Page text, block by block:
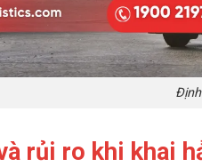
rủi ro khi khai